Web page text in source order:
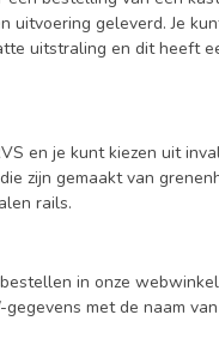
geleverd. Je
uitstraling en dit heeft
en je kunt kiezen uit
zijn gemaakt van
rails.
in onze
met de naam